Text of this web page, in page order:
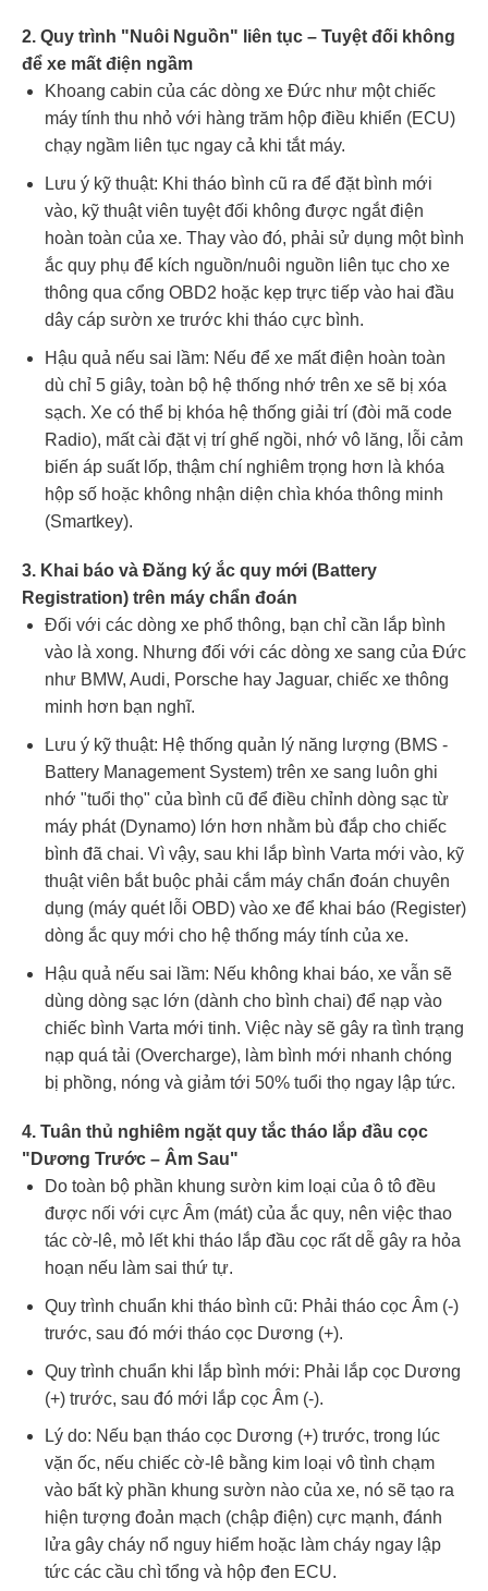
2. Quy trình "Nuôi Nguồn" liên tục – Tuyệt đối không
để xe mất điện ngầm
Khoang cabin của các dòng xe Đức như một chiếc
máy tính thu nhỏ với hàng trăm hộp điều khiển (ECU)
chạy ngầm liên tục ngay cả khi tắt máy.
Lưu ý kỹ thuật: Khi tháo bình cũ ra để đặt bình mới
vào, kỹ thuật viên tuyệt đối không được ngắt điện
hoàn toàn của xe. Thay vào đó, phải sử dụng một bình
ắc quy phụ để kích nguồn/nuôi nguồn liên tục cho xe
thông qua cổng OBD2 hoặc kẹp trực tiếp vào hai đầu
dây cáp sườn xe trước khi tháo cực bình.
Hậu quả nếu sai lầm: Nếu để xe mất điện hoàn toàn
dù chỉ 5 giây, toàn bộ hệ thống nhớ trên xe sẽ bị xóa
sạch. Xe có thể bị khóa hệ thống giải trí (đòi mã code
Radio), mất cài đặt vị trí ghế ngồi, nhớ vô lăng, lỗi cảm
biến áp suất lốp, thậm chí nghiêm trọng hơn là khóa
hộp số hoặc không nhận diện chìa khóa thông minh
(Smartkey).
3. Khai báo và Đăng ký ắc quy mới (Battery
Registration) trên máy chẩn đoán
Đối với các dòng xe phổ thông, bạn chỉ cần lắp bình
vào là xong. Nhưng đối với các dòng xe sang của Đức
như BMW, Audi, Porsche hay Jaguar, chiếc xe thông
minh hơn bạn nghĩ.
Lưu ý kỹ thuật: Hệ thống quản lý năng lượng (BMS -
Battery Management System) trên xe sang luôn ghi
nhớ "tuổi thọ" của bình cũ để điều chỉnh dòng sạc từ
máy phát (Dynamo) lớn hơn nhằm bù đắp cho chiếc
bình đã chai. Vì vậy, sau khi lắp bình Varta mới vào, kỹ
thuật viên bắt buộc phải cắm máy chẩn đoán chuyên
dụng (máy quét lỗi OBD) vào xe để khai báo (Register)
dòng ắc quy mới cho hệ thống máy tính của xe.
Hậu quả nếu sai lầm: Nếu không khai báo, xe vẫn sẽ
dùng dòng sạc lớn (dành cho bình chai) để nạp vào
chiếc bình Varta mới tinh. Việc này sẽ gây ra tình trạng
nạp quá tải (Overcharge), làm bình mới nhanh chóng
bị phồng, nóng và giảm tới 50% tuổi thọ ngay lập tức.
4. Tuân thủ nghiêm ngặt quy tắc tháo lắp đầu cọc
"Dương Trước – Âm Sau"
Do toàn bộ phần khung sườn kim loại của ô tô đều
được nối với cực Âm (mát) của ắc quy, nên việc thao
tác cờ-lê, mỏ lết khi tháo lắp đầu cọc rất dễ gây ra hỏa
hoạn nếu làm sai thứ tự.
Quy trình chuẩn khi tháo bình cũ: Phải tháo cọc Âm (-)
trước, sau đó mới tháo cọc Dương (+).
Quy trình chuẩn khi lắp bình mới: Phải lắp cọc Dương
(+) trước, sau đó mới lắp cọc Âm (-).
Lý do: Nếu bạn tháo cọc Dương (+) trước, trong lúc
vặn ốc, nếu chiếc cờ-lê bằng kim loại vô tình chạm
vào bất kỳ phần khung sườn nào của xe, nó sẽ tạo ra
hiện tượng đoản mạch (chập điện) cực mạnh, đánh
lửa gây cháy nổ nguy hiểm hoặc làm cháy ngay lập
tức các cầu chì tổng và hộp đen ECU.